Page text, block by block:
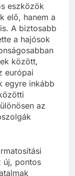
eszközök
elő, hanem a
A biztosabb
a hajósok
között,
európai
egyre inkább
az
új, pontos